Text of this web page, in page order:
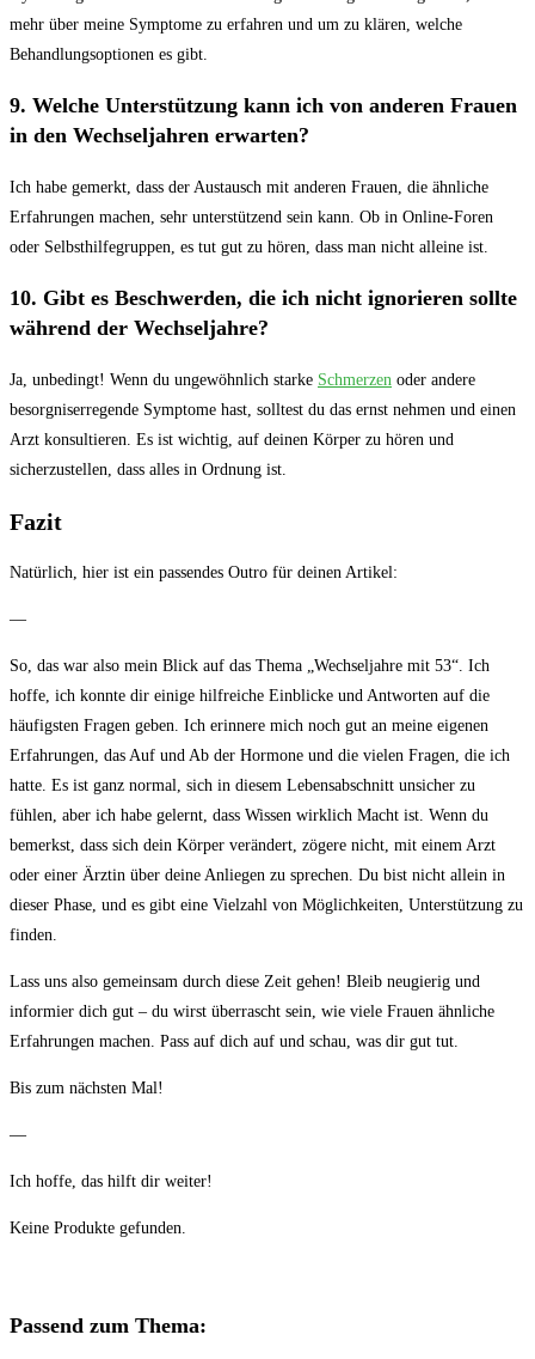
mehr über meine Symptome zu erfahren und um zu klären, welche
Behandlungsoptionen es gibt.
9. Welche Unterstützung kann ich ⁣von anderen Frauen
in den ⁤Wechseljahren erwarten?
Ich habe ‌gemerkt, dass der Austausch mit anderen⁤ Frauen, die ⁢ähnliche
Erfahrungen machen, sehr unterstützend sein​ kann. Ob in Online-Foren
oder Selbsthilfegruppen, es tut gut zu hören, ‍dass man nicht alleine ist.
10. Gibt es Beschwerden, die ich ⁣nicht ignorieren sollte
während der Wechseljahre?
Ja, unbedingt! Wenn du ungewöhnlich starke Schmerzen oder andere
besorgniserregende Symptome hast, solltest du das ernst nehmen und einen
Arzt konsultieren. ‌Es ist wichtig, auf deinen Körper zu hören und⁤
sicherzustellen, dass alles in Ordnung ist. ⁣
Fazit
Natürlich,‌ hier ist​ ein passendes Outro für deinen Artikel:
—
So, das war also mein Blick auf das Thema „Wechseljahre mit‍ 53“. Ich
hoffe, ich konnte dir einige hilfreiche Einblicke und Antworten auf die
häufigsten Fragen geben. Ich erinnere mich⁤ noch gut an meine ⁣eigenen
Erfahrungen, das Auf und⁣ Ab der Hormone und die vielen‌ Fragen, die ich
hatte. Es ‌ist ganz normal, sich in diesem Lebensabschnitt‌ unsicher zu
fühlen, aber ich habe gelernt, dass Wissen wirklich Macht ist. Wenn du
bemerkst, dass sich dein Körper verändert,⁣ zögere nicht, mit einem Arzt
‌oder einer Ärztin über deine Anliegen zu sprechen. Du bist nicht allein in
dieser Phase, und es gibt eine Vielzahl von Möglichkeiten, Unterstützung zu
finden.
Lass⁤ uns also gemeinsam durch diese Zeit gehen! Bleib ⁣neugierig und
informier dich gut – du wirst‌ überrascht ‍sein, wie viele⁤ Frauen ähnliche
Erfahrungen machen. Pass auf‍ dich auf‌ und schau, was‍ dir gut tut.
Bis zum nächsten Mal!
—
Ich hoffe, das hilft dir weiter!
Keine Produkte gefunden.
Passend zum Thema: